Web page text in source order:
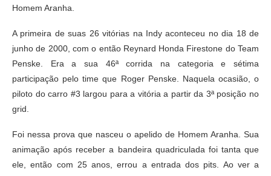
Homem Aranha.
A primeira de suas 26 vitórias na Indy aconteceu no dia 18 de
junho de 2000, com o então Reynard Honda Firestone do Team
Penske. Era a sua 46ª corrida na categoria e sétima
participação pelo time que Roger Penske. Naquela ocasião, o
piloto do carro #3 largou para a vitória a partir da 3ª posição no
grid.
Foi nessa prova que nasceu o apelido de Homem Aranha. Sua
animação após receber a bandeira quadriculada foi tanta que
ele, então com 25 anos, errou a entrada dos pits. Ao ver a